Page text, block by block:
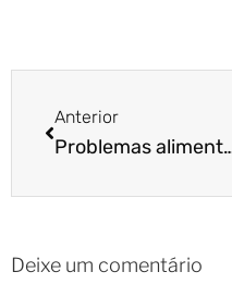
Anterior
Problemas alimentares é
Deixe um comentário